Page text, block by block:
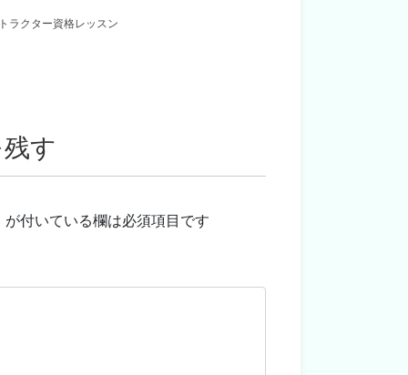
ラクター資格レッスン
す
が付いている欄は必須項目です